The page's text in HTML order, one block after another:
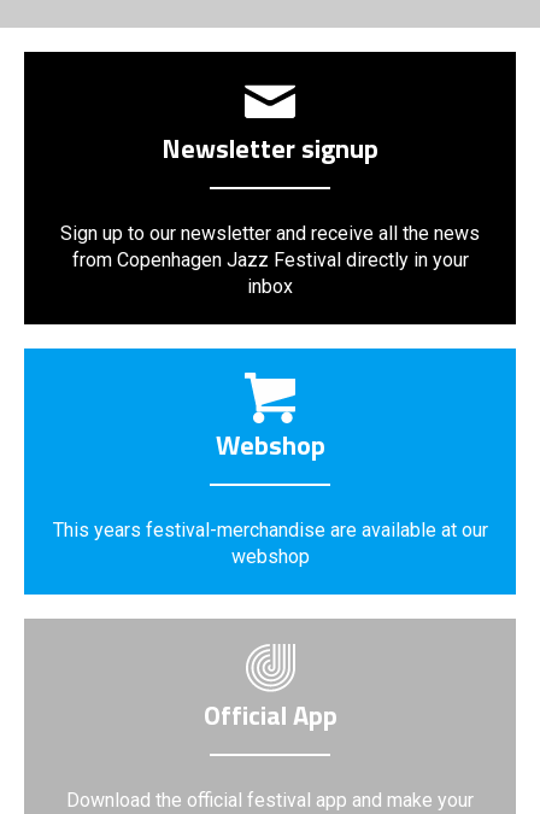
Newsletter signup
Sign up to our newsletter and receive all the news
from Copenhagen Jazz Festival directly in your
inbox
Webshop
This years festival-merchandise are available at our
webshop
Official App
Download the official festival app and make your